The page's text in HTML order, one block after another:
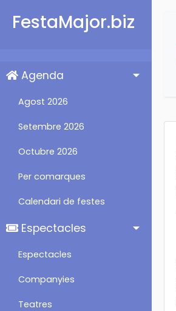
FestaMajor.biz
Agenda
Agost 2026
Setembre 2026
Octubre 2026
Per comarques
Calendari de festes
Espectacles
Espectacles
Companyies
Teatres